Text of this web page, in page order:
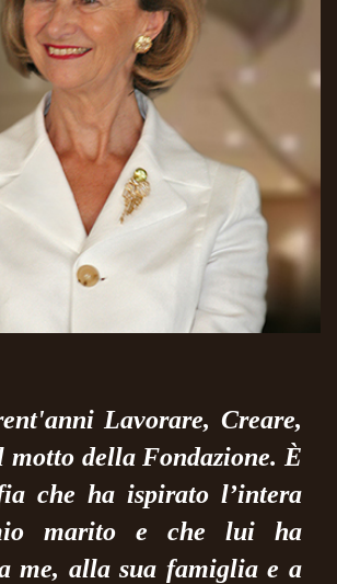
Lavorare, Creare,
motto della Fondazione. È
che ha ispirato l’intera
marito e che lui ha
me, alla sua famiglia e a